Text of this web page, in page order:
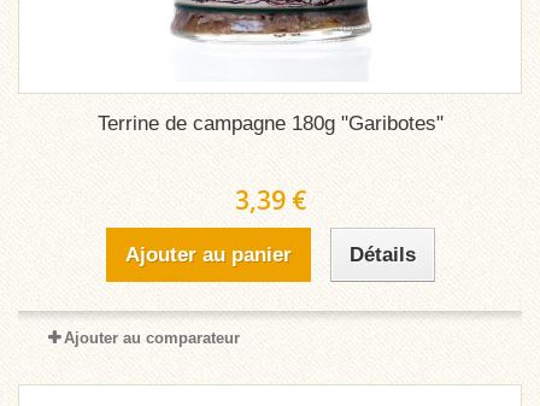
Terrine de campagne 180g "Garibotes"
3,39 €
Ajouter au panier Détails
Ajouter au comparateur